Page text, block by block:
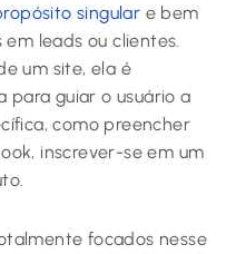
singular e bem
leads ou clientes.
um site, ela é
guiar o usuário a
como preencher
inscrever-se em um
focados nesse